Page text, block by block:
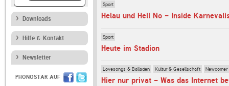
Downloads
Hilfe & Kontakt
Newsletter
PHONOSTAR AUF
Sport
Helau und Hell No - Inside
Sport
Heute im Stadion
Lovesongs & Balladen Kultur & Gesellschaft Newcomer
Hier nur privat - Was das Internet